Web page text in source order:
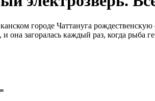
городе Чаттануга
она загоралась каждый раз, когда рыба